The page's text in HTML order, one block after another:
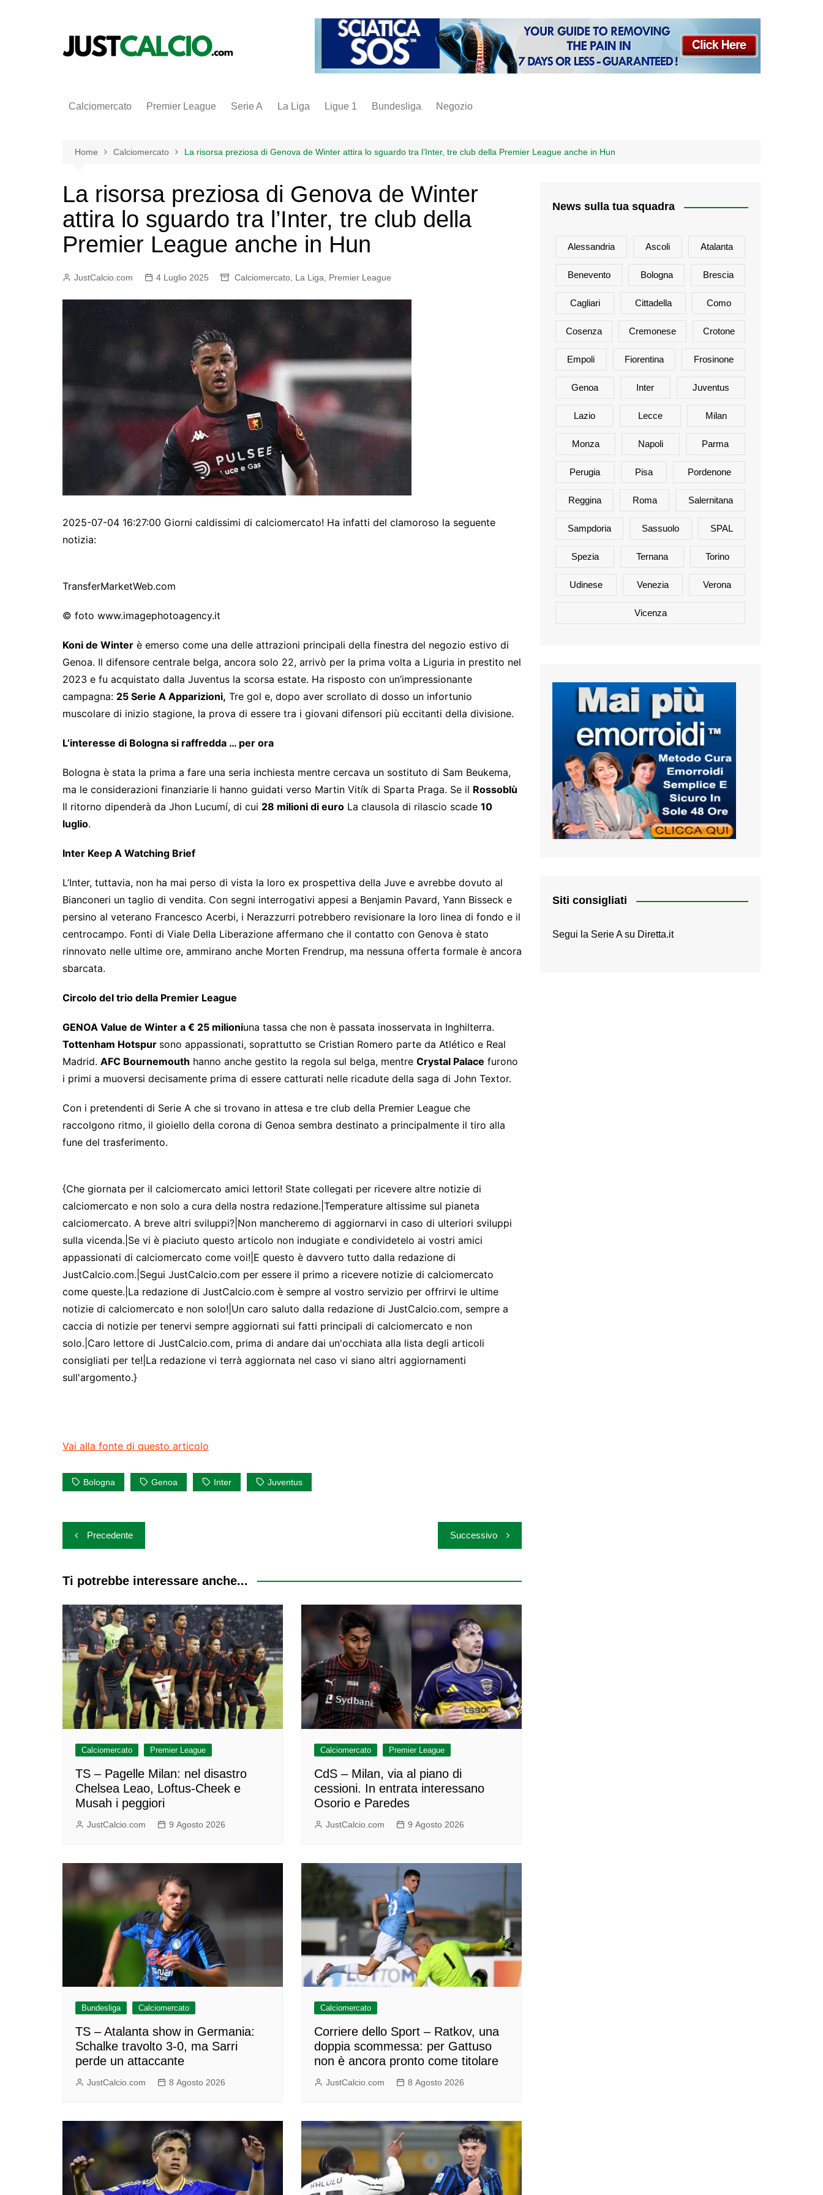
Calciomercato Premier League Serie A La Liga Ligue 1 Bundesliga Negozio
inter
napoli
vintage
Home Calciomercato La risorsa preziosa di Genova de Winter attira lo sguardo tra l’Inter, tre club della Premier League anche in Hun
La risorsa preziosa di Genova de Winter
attira lo sguardo tra l’Inter, tre club della
Premier League anche in Hun
JustCalcio.com 4 Luglio 2025 Calciomercato La Liga Premier League
2025-07-04 16:27:00 Giorni caldissimi di calciomercato! Ha infatti del clamoroso la seguente
notizia:
TransferMarketWeb.com
© foto www.imagephotoagency.it
Koni de Winter è emerso come una delle attrazioni principali della finestra del negozio estivo di
Genoa. Il difensore centrale belga, ancora solo 22, arrivò per la prima volta a Liguria in prestito nel
2023 e fu acquistato dalla Juventus la scorsa estate. Ha risposto con un’impressionante
campagna: 25 Serie A Apparizioni, Tre gol e, dopo aver scrollato di dosso un infortunio
muscolare di inizio stagione, la prova di essere tra i giovani difensori più eccitanti della divisione.
L’interesse di Bologna si raffredda … per ora
Bologna è stata la prima a fare una seria inchiesta mentre cercava un sostituto di Sam Beukema,
ma le considerazioni finanziarie li hanno guidati verso Martin Vitík di Sparta Praga. Se il Rossoblù
Il ritorno dipenderà da Jhon Lucumí, di cui 28 milioni di euro La clausola di rilascio scade 10
luglio.
Inter Keep A Watching Brief
L’Inter, tuttavia, non ha mai perso di vista la loro ex prospettiva della Juve e avrebbe dovuto al
Bianconeri un taglio di vendita. Con segni interrogativi appesi a Benjamin Pavard, Yann Bisseck e
persino al veterano Francesco Acerbi, i Nerazzurri potrebbero revisionare la loro linea di fondo e il
centrocampo. Fonti di Viale Della Liberazione affermano che il contatto con Genova è stato
rinnovato nelle ultime ore, ammirano anche Morten Frendrup, ma nessuna offerta formale è ancora
sbarcata.
Circolo del trio della Premier League
GENOA Value de Winter a € 25 milioniuna tassa che non è passata inosservata in Inghilterra.
Tottenham Hotspur sono appassionati, soprattutto se Cristian Romero parte da Atlético e Real
Madrid. AFC Bournemouth hanno anche gestito la regola sul belga, mentre Crystal Palace furono
i primi a muoversi decisamente prima di essere catturati nelle ricadute della saga di John Textor.
Con i pretendenti di Serie A che si trovano in attesa e tre club della Premier League che
raccolgono ritmo, il gioiello della corona di Genoa sembra destinato a principalmente il tiro alla
fune del trasferimento.
{Che giornata per il calciomercato amici lettori! State collegati per ricevere altre notizie di
calciomercato e non solo a cura della nostra redazione.|Temperature altissime sul pianeta
calciomercato. A breve altri sviluppi?|Non mancheremo di aggiornarvi in caso di ulteriori sviluppi
sulla vicenda.|Se vi è piaciuto questo articolo non indugiate e condividetelo ai vostri amici
appassionati di calciomercato come voi!|E questo è davvero tutto dalla redazione di
JustCalcio.com.|Segui JustCalcio.com per essere il primo a ricevere notizie di calciomercato
come queste.|La redazione di JustCalcio.com è sempre al vostro servizio per offrirvi le ultime
notizie di calciomercato e non solo!|Un caro saluto dalla redazione di JustCalcio.com, sempre a
caccia di notizie per tenervi sempre aggiornati sui fatti principali di calciomercato e non
solo.|Caro lettore di JustCalcio.com, prima di andare dai un'occhiata alla lista degli articoli
consigliati per te!|La redazione vi terrà aggiornata nel caso vi siano altri aggiornamenti
sull'argomento.}
Vai alla fonte di questo articolo
Bologna Genoa Inter Juventus
Navigazione
articoli
Precedente Successivo
Ti potrebbe interessare anche...
Calciomercato Premier League
TS – Pagelle Milan: nel disastro
Chelsea Leao, Loftus-Cheek e
Musah i peggiori
JustCalcio.com 9 Agosto 2026
Calciomercato Premier League
CdS – Milan, via al piano di
cessioni. In entrata interessano
Osorio e Paredes
JustCalcio.com 9 Agosto 2026
Bundesliga Calciomercato
TS – Atalanta show in Germania:
Schalke travolto 3-0, ma Sarri
perde un attaccante
JustCalcio.com 8 Agosto 2026
Calciomercato
Corriere dello Sport – Ratkov, una
doppia scommessa: per Gattuso
non è ancora pronto come titolare
JustCalcio.com 8 Agosto 2026
News sulla tua squadra
Alessandria Ascoli Atalanta
Benevento Bologna Brescia
Cagliari Cittadella Como
Cosenza Cremonese Crotone
Empoli Fiorentina Frosinone
Genoa Inter Juventus
Lazio Lecce Milan
Monza Napoli Parma
Perugia Pisa Pordenone
Reggina Roma Salernitana
Sampdoria Sassuolo SPAL
Spezia Ternana Torino
Udinese Venezia Verona
Vicenza
Siti consigliati
Segui la Serie A su Diretta.it